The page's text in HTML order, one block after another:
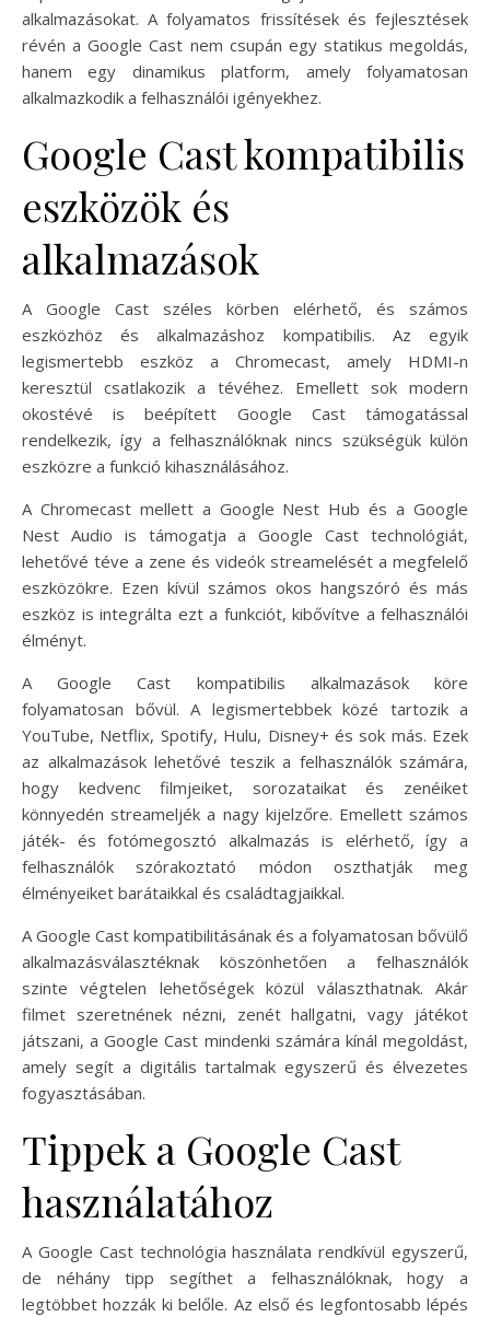
alkalmazásokat. A folyamatos frissítések és fejlesztések
révén a Google Cast nem csupán egy statikus megoldás,
hanem egy dinamikus platform, amely folyamatosan
alkalmazkodik a felhasználói igényekhez.
Google Cast kompatibilis
eszközök és
alkalmazások
A Google Cast széles körben elérhető, és számos
eszközhöz és alkalmazáshoz kompatibilis. Az egyik
legismertebb eszköz a Chromecast, amely HDMI-n
keresztül csatlakozik a tévéhez. Emellett sok modern
okostévé is beépített Google Cast támogatással
rendelkezik, így a felhasználóknak nincs szükségük külön
eszközre a funkció kihasználásához.
A Chromecast mellett a Google Nest Hub és a Google
Nest Audio is támogatja a Google Cast technológiát,
lehetővé téve a zene és videók streamelését a megfelelő
eszközökre. Ezen kívül számos okos hangszóró és más
eszköz is integrálta ezt a funkciót, kibővítve a felhasználói
élményt.
A Google Cast kompatibilis alkalmazások köre
folyamatosan bővül. A legismertebbek közé tartozik a
YouTube, Netflix, Spotify, Hulu, Disney+ és sok más. Ezek
az alkalmazások lehetővé teszik a felhasználók számára,
hogy kedvenc filmjeiket, sorozataikat és zenéiket
könnyedén streameljék a nagy kijelzőre. Emellett számos
játék- és fotómegosztó alkalmazás is elérhető, így a
felhasználók szórakoztató módon oszthatják meg
élményeiket barátaikkal és családtagjaikkal.
A Google Cast kompatibilitásának és a folyamatosan bővülő
alkalmazásválasztéknak köszönhetően a felhasználók
szinte végtelen lehetőségek közül választhatnak. Akár
filmet szeretnének nézni, zenét hallgatni, vagy játékot
játszani, a Google Cast mindenki számára kínál megoldást,
amely segít a digitális tartalmak egyszerű és élvezetes
fogyasztásában.
Tippek a Google Cast
használatához
A Google Cast technológia használata rendkívül egyszerű,
de néhány tipp segíthet a felhasználóknak, hogy a
legtöbbet hozzák ki belőle. Az első és legfontosabb lépés